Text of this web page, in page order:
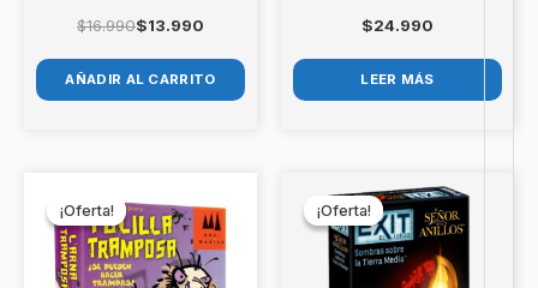
$16.990$13.990
AÑADIR AL CARRITO
$24.990
LEER MÁS
¡Oferta!
¡Oferta!
precio
original
era:
$14.990.
precio
actual
es:
$13.990.
¡Oferta!
¡Oferta!
precio
original
era:
$14.990.
precio
actual
es:
$13.990.